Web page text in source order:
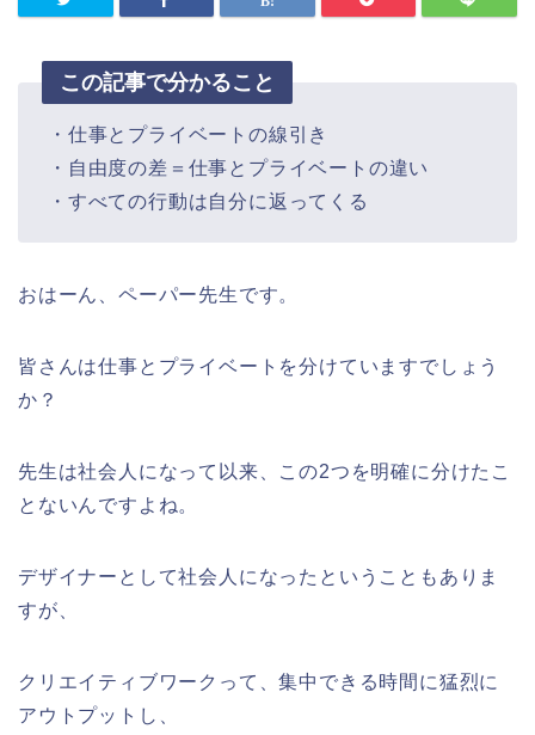
この記事で分かること
・仕事とプライベートの線引き
・自由度の差＝仕事とプライベートの違い
・すべての行動は自分に返ってくる
おはーん、ペーパー先生です。
皆さんは仕事とプライベートを分けていますでしょう
か？
先生は社会人になって以来、この2つを明確に分けたこ
とないんですよね。
デザイナーとして社会人になったということもありま
すが、
クリエイティブワークって、集中できる時間に猛烈に
アウトプットし、